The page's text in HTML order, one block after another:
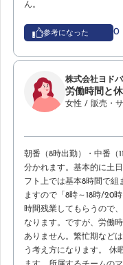
ん。
参考になった 0
株式会社ヨド
労働時間と
女性 / 販売・
朝番（8時出勤）・中番（
分かれます。基本的に土
フト上では基本8時間で組
ますので「8時～18時/20
時間残業してもらうので
なります。ですが、労働
ありません。繁忙期など
う考え方になります。 休